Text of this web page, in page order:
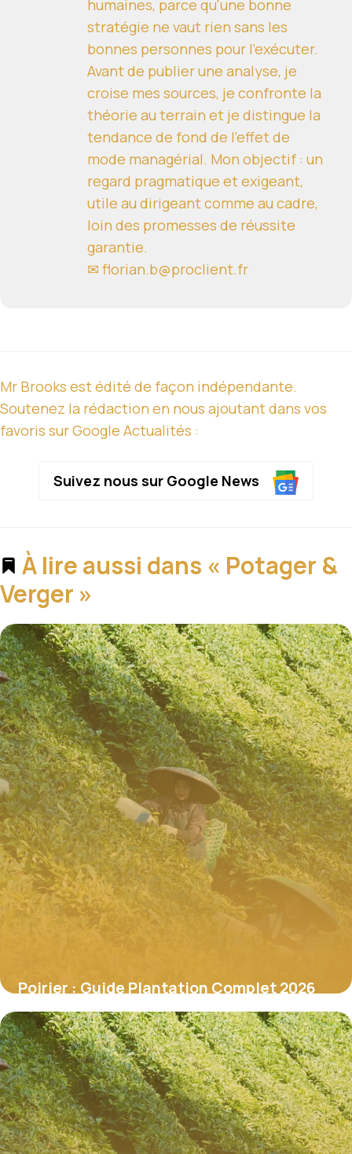
humaines, parce qu'une bonne
stratégie ne vaut rien sans les
bonnes personnes pour l'exécuter.
Avant de publier une analyse, je
croise mes sources, je confronte la
théorie au terrain et je distingue la
tendance de fond de l'effet de
mode managérial. Mon objectif : un
regard pragmatique et exigeant,
utile au dirigeant comme au cadre,
loin des promesses de réussite
garantie.
✉ florian.b@proclient.fr
Mr Brooks est édité de façon indépendante.
Soutenez la rédaction en nous ajoutant dans vos
favoris sur Google Actualités :
Suivez nous sur Google News
À lire aussi dans « Potager &
Verger »
Poirier : Guide Plantation Complet 2026
18 juin 2026